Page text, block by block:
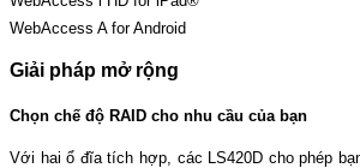
WebAccess A for Android
Giải pháp mở rộng
Chọn chế độ RAID cho nhu cầu của bạn
Với hai ổ đĩa tích hợp, các LS420D cho phép